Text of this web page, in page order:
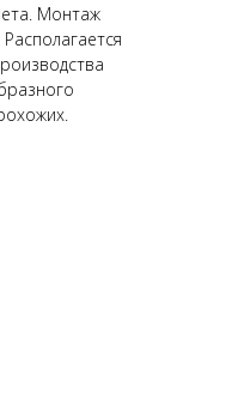
Монтаж